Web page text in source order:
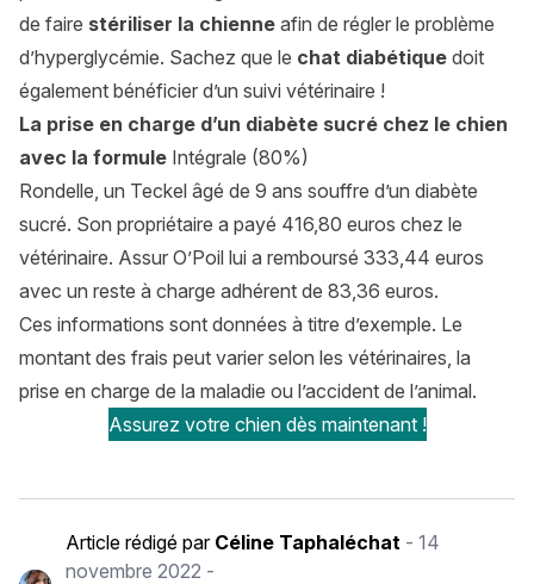
de faire stériliser la chienne afin de régler le problème
d’hyperglycémie. Sachez que le chat diabétique doit
également bénéficier d’un suivi vétérinaire !
La prise en charge d’un diabète sucré chez le chien
avec la formule Intégrale (80%)
Rondelle, un Teckel âgé de 9 ans souffre d’un diabète
sucré. Son propriétaire a payé 416,80 euros chez le
vétérinaire. Assur O’Poil lui a remboursé 333,44 euros
avec un reste à charge adhérent de 83,36 euros.
Ces informations sont données à titre d’exemple. Le
montant des frais peut varier selon les vétérinaires, la
prise en charge de la maladie ou l’accident de l’animal.
Assurez votre chien dès maintenant !
Article rédigé par Céline Taphaléchat- 14
novembre 2022 -